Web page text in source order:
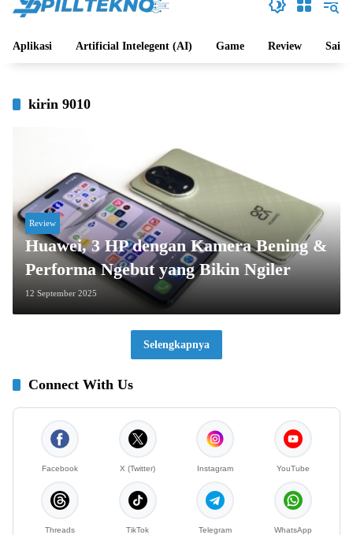
Aplikasi Artificial Intelegent (AI) Game Review Sains
kirin 9010
Review
Huawei, 3 HP dengan Kamera Bening &
Performa Ngebut yang Bikin Ngiler
12 September 2025
Selengkapnya
Connect With Us
Facebook X (Twitter) Instagram YouTube
Threads TikTok Telegram WhatsApp